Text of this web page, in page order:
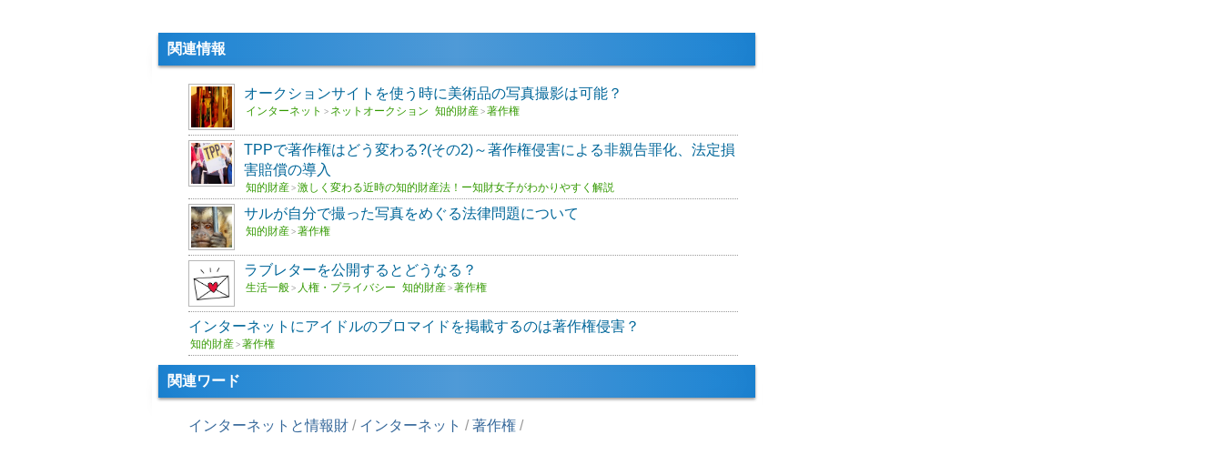
関連情報
オークションサイトを使う時に美術品の写真撮影は可能？
インターネット > ネットオークション 知的財産 > 著作権
TPPで著作権はどう変わる?(その2)～著作権侵害による非親告罪化、法定損
害賠償の導入
知的財産 > 激しく変わる近時の知的財産法！ー知財女子がわかりやすく解説
サルが自分で撮った写真をめぐる法律問題について
知的財産 > 著作権
ラブレターを公開するとどうなる？
生活一般 > 人権・プライバシー 知的財産 > 著作権
インターネットにアイドルのブロマイドを掲載するのは著作権侵害？
知的財産 > 著作権
関連ワード
インターネットと情報財 / インターネット /著作権 /